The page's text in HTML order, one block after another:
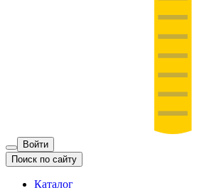
Войти
Поиск по сайту
Каталог